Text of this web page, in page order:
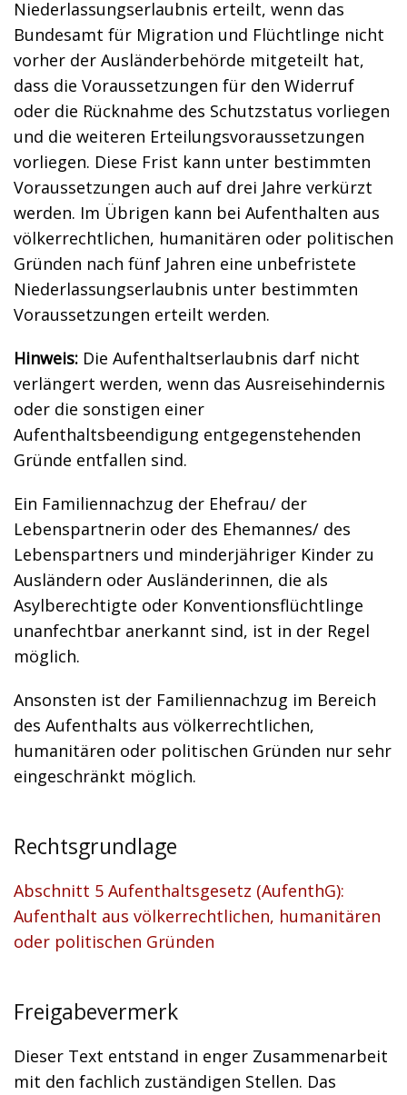
Niederlassungserlaubnis erteilt, wenn das
Bundesamt für Migration und Flüchtlinge nicht
vorher der Ausländerbehörde mitgeteilt hat,
dass die Voraussetzungen für den Widerruf
oder die Rücknahme des Schutzstatus vorliegen
und die weiteren Erteilungsvoraussetzungen
vorliegen. Diese Frist kann unter bestimmten
Voraussetzungen auch auf drei Jahre verkürzt
werden. Im Übrigen kann bei Aufenthalten aus
völkerrechtlichen, humanitären oder politischen
Gründen nach fünf Jahren eine unbefristete
Niederlassungserlaubnis unter bestimmten
Voraussetzungen erteilt werden.
Hinweis: Die Aufenthaltserlaubnis darf nicht
verlängert werden, wenn das Ausreisehindernis
oder die sonstigen einer
Aufenthaltsbeendigung entgegenstehenden
Gründe entfallen sind.
Ein Familiennachzug der Ehefrau/ der
Lebenspartnerin oder des Ehemannes/ des
Lebenspartners und minderjähriger Kinder zu
Ausländern oder Ausländerinnen, die als
Asylberechtigte oder Konventionsflüchtlinge
unanfechtbar anerkannt sind, ist in der Regel
möglich.
Ansonsten ist der Familiennachzug im Bereich
des Aufenthalts aus völkerrechtlichen,
humanitären oder politischen Gründen nur sehr
eingeschränkt möglich.
Rechtsgrundlage
Abschnitt 5 Aufenthaltsgesetz (AufenthG):
Aufenthalt aus völkerrechtlichen, humanitären
oder politischen Gründen
Freigabevermerk
Dieser Text entstand in enger Zusammenarbeit
mit den fachlich zuständigen Stellen. Das